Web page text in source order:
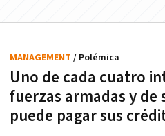
Uno de cada cuatro
fuerzas armadas y de
puede pagar sus
MANAGEMENT / Polémica